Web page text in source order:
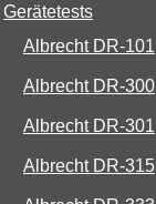
Gerätetests
Albrecht DR-101
Albrecht DR-300
Albrecht DR-301
Albrecht DR-315